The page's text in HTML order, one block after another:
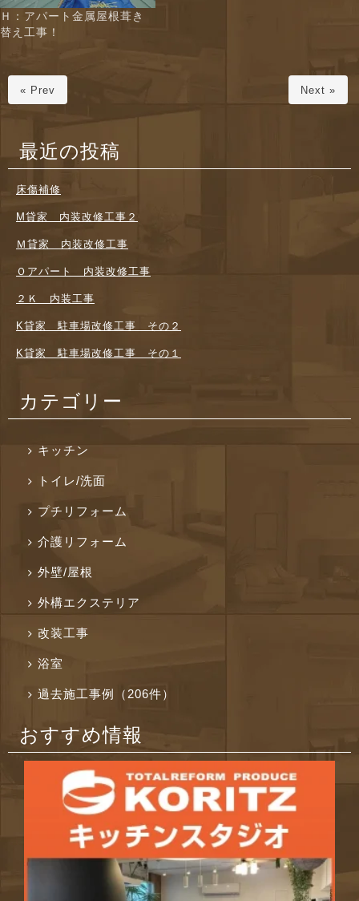
Ｈ：アパート金属屋根葺き
替え工事！
« Prev Next »
最近の投稿
床傷補修
M貸家 内装改修工事２
Ｍ貸家 内装改修工事
Ｏアパート 内装改修工事
２Ｋ 内装工事
K貸家 駐車場改修工事 その２
K貸家 駐車場改修工事 その１
カテゴリー
キッチン
トイレ/洗面
プチリフォーム
介護リフォーム
外壁/屋根
外構エクステリア
改装工事
浴室
過去施工事例（206件）
おすすめ情報